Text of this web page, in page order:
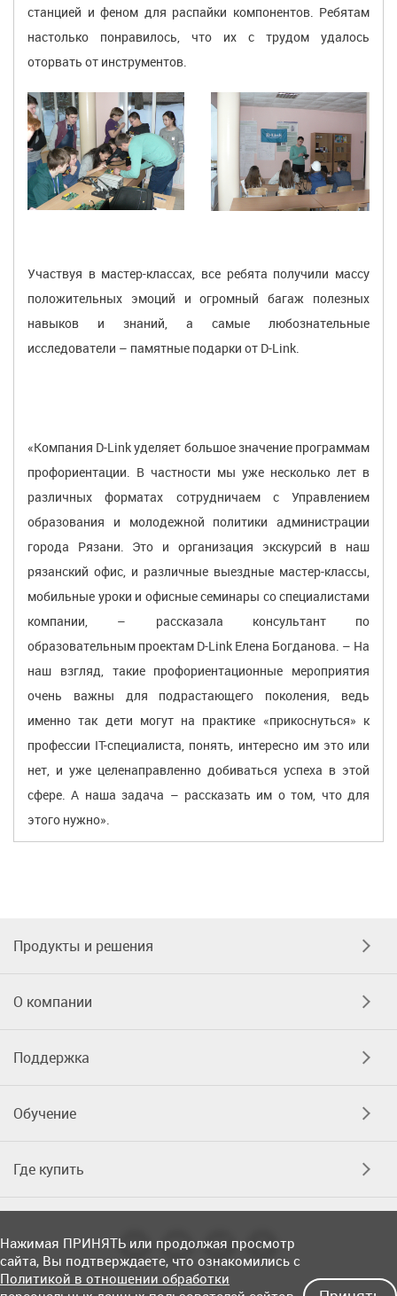
станцией и феном для распайки компонентов. Ребятам
настолько понравилось, что их с трудом удалось
оторвать от инструментов.
Участвуя в мастер-классах, все ребята получили массу
положительных эмоций и огромный багаж полезных
навыков и знаний, а самые любознательные
исследователи – памятные подарки от D-Link.
«Компания D-Link уделяет большое значение программам
профориентации. В частности мы уже несколько лет в
различных форматах сотрудничаем с Управлением
образования и молодежной политики администрации
города Рязани. Это и организация экскурсий в наш
рязанский офис, и различные выездные мастер-классы,
мобильные уроки и офисные семинары со специалистами
компании, – рассказала консультант по
образовательным проектам D-Link Елена Богданова. – На
наш взгляд, такие профориентационные мероприятия
очень важны для подрастающего поколения, ведь
именно так дети могут на практике «прикоснуться» к
профессии IT-специалиста, понять, интересно им это или
нет, и уже целенаправленно добиваться успеха в этой
сфере. А наша задача – рассказать им о том, что для
этого нужно».
Продукты и решения
О компании
Поддержка
Обучение
Где купить
Нажимая ПРИНЯТЬ или продолжая просмотр
сайта, Вы подтверждаете, что ознакомились с
Политикой в отношении обработки